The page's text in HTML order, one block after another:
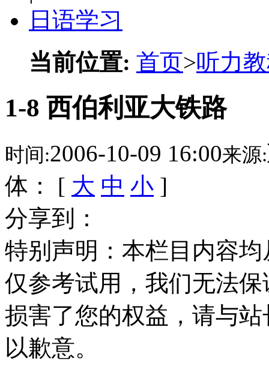
日语学习
当前位置: 首页>听力
1-8 西伯利亚大铁路
时间:2006-10-09 16:00来源:
体： [ 大 中 小 ]
分享到：
特别声明：本栏目内容
仅参考试用，我们无法
损害了您的权益，请与
以歉意。